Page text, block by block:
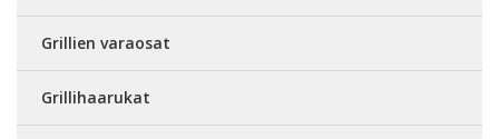
Grillien varaosat
Grillihaarukat